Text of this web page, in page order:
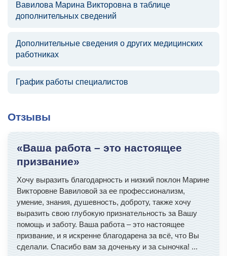
Вавилова Марина Викторовна в таблице
дополнительных сведений
Дополнительные сведения о других медицинских
работниках
График работы специалистов
Отзывы
«Ваша работа – это настоящее
призвание»
Хочу выразить благодарность и низкий поклон Марине
Викторовне Вавиловой за ее профессионализм,
умение, знания, душевность, доброту, также хочу
выразить свою глубокую признательность за Вашу
помощь и заботу. Ваша работа – это настоящее
призвание, и я искренне благодарена за всё, что Вы
сделали. Спасибо вам за доченьку и за сыночка! ...